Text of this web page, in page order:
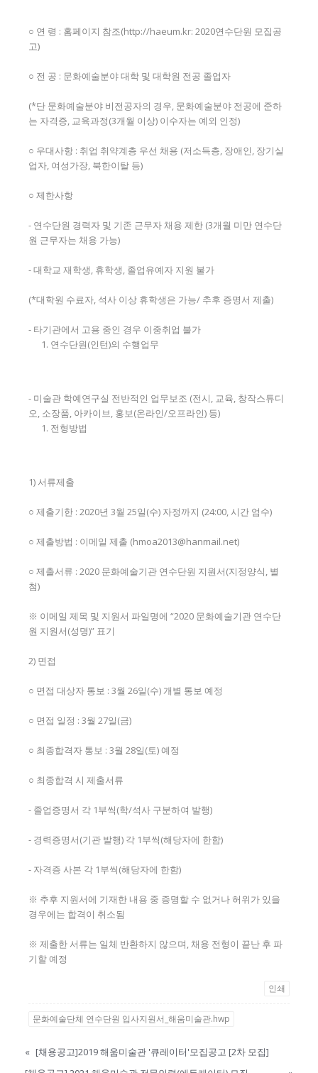
○ 연 령 : 홈페이지 참조(http://haeum.kr: 2020연수단원 모집공
고)
○ 전 공 : 문화예술분야 대학 및 대학원 전공 졸업자
(*단 문화예술분야 비전공자의 경우, 문화예술분야 전공에 준하
는 자격증, 교육과정(3개월 이상) 이수자는 예외 인정)
○ 우대사항 : 취업 취약계층 우선 채용 (저소득층, 장애인, 장기실
업자, 여성가장, 북한이탈 등)
○ 제한사항
- 연수단원 경력자 및 기존 근무자 채용 제한 (3개월 미만 연수단
원 근무자는 채용 가능)
- 대학교 재학생, 휴학생, 졸업유예자 지원 불가
(*대학원 수료자, 석사 이상 휴학생은 가능/ 추후 증명서 제출)
- 타기관에서 고용 중인 경우 이중취업 불가
연수단원(인턴)의 수행업무
- 미술관 학예연구실 전반적인 업무보조 (전시, 교육, 창작스튜디
오, 소장품, 아카이브, 홍보(온라인/오프라인) 등)
전형방법
1) 서류제출
○ 제출기한 : 2020년 3월 25일(수) 자정까지 (24:00, 시간 엄수)
○ 제출방법 : 이메일 제출 (hmoa2013@hanmail.net)
○ 제출서류 : 2020 문화예술기관 연수단원 지원서(지정양식, 별
첨)
※ 이메일 제목 및 지원서 파일명에 “2020 문화예술기관 연수단
원 지원서(성명)” 표기
2) 면접
○ 면접 대상자 통보 : 3월 26일(수) 개별 통보 예정
○ 면접 일정 : 3월 27일(금)
○ 최종합격자 통보 : 3월 28일(토) 예정
○ 최종합격 시 제출서류
- 졸업증명서 각 1부씩(학/석사 구분하여 발행)
- 경력증명서(기관 발행) 각 1부씩(해당자에 한함)
- 자격증 사본 각 1부씩(해당자에 한함)
※ 추후 지원서에 기재한 내용 중 증명할 수 없거나 허위가 있을
경우에는 합격이 취소됨
※ 제출한 서류는 일체 반환하지 않으며, 채용 전형이 끝난 후 파
기할 예정
인쇄
문화예술단체 연수단원 입사지원서_해움미술관.hwp
« [채용공고]2019 해움미술관 '큐레이터'모집공고 [2차 모집]